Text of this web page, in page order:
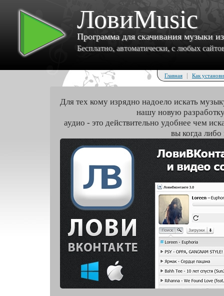
ЛовиMusic
Программа для скачивания музыки
Бесплатно, автоматически, с любых
Главная | Как
Для тех кому изрядно надоело искать
нашу новую
аудио - это действительно удобнее чем
вы когда либо